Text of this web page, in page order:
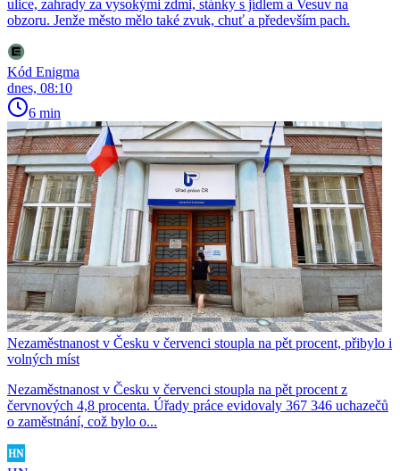
ulice, zahrady za vysokými zdmi, stánky s jídlem a Vesuv na
obzoru. Jenže město mělo také zvuk, chuť a především pach.
Kód Enigma
dnes, 08:10
6 min
Nezaměstnanost v Česku v červenci stoupla na pět procent, přibylo i
volných míst
Nezaměstnanost v Česku v červenci stoupla na pět procent z
červnových 4,8 procenta. Úřady práce evidovaly 367 346 uchazečů
o zaměstnání, což bylo o...